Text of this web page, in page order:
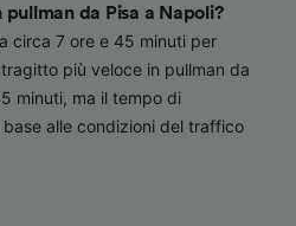
da Pisa a Napoli?
circa 7 ore e 45 minuti per
più veloce in pullman da
minuti, ma il tempo di
alle condizioni del traffico
caratteristiche del
su dispositivo e/o
e contenuti
delle prestazioni
ricerche sul